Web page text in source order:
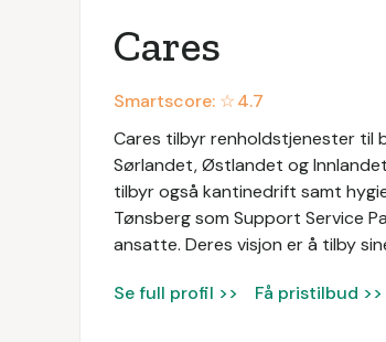
Cares
Smartscore: ☆4.7
Cares tilbyr renholdstjenester til
Sørlandet, Østlandet og
tilbyr også kantinedrift samt
Tønsberg som Support Service
ansatte. Deres visjon er å tilby
Se full profil >> Få pristilbud >>